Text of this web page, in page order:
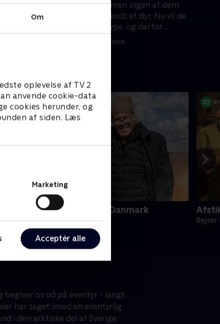
Om
oplevelse af TV 2
anvende cookie-data
cookies herunder, og
af siden. Læs
Marketing
Acceptér alle
Men
Beier er jægere - men ingen af dem
har nogensinde skudt et dyr. Nu vil de
have ram på en rype, og derfor
drager de på jagt i Lapland.
28. marts 2022 • 39 min
og Pilgaard indtager Danmark
begiver os ud på eventyr - langt
har taget imod en eventyrlig
i den arktiske del af Sverige.